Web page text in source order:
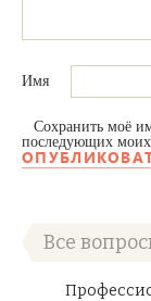
Имя
Сохранить моё
последующих
Все